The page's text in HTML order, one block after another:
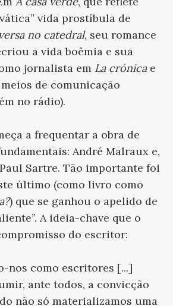
vida prostíbula de
no catedral, seu romance
a vida boêmia e sua
jornalista em La crónicae
de comunicação
no rádio).
a frequentar a obra de
André Malraux e,
Sartre. Tão importante foi
último (como livro como
) que se ganhou o apelido de
A ideia-chave que o
do escritor:
nos como escritores [...]
ante todos, a convicção
não só materializamos uma